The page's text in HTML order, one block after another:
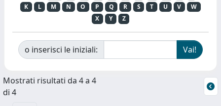
K
L M N O P Q R S T U V
W
X
Y Z
o inserisci le iniziali:
Mostrati risultati da 4 a 4
di 4